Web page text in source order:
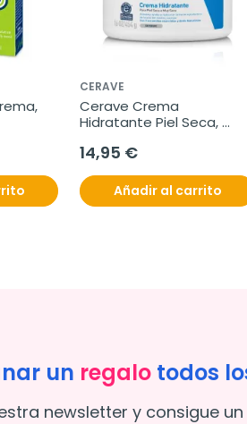
CERAVE
Cerave Crema
Hidratante Piel Seca,
14,95 €
Añadir al carrito
un regalo todos
newsletter y consigue